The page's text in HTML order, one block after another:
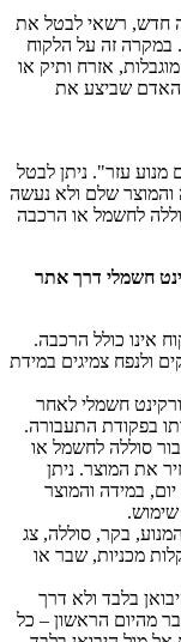
חדש, רשאי לבטל את
זה על הלקוח
אזרח ותיק או
האדם שביצע את
מנוע עזר". ניתן לבטל
בתוך 14 יום, במידה והמוצר שלם ולא נעשה
לחשמל או הרכבה
חשמלי דרך אתר
אינו כולל הרכבה.
ולנפח צמיגים במידת
חשמלי לאחר
בפקודת התעבורה.
סוללה לחשמל או
את המוצר. ניתן
לבטל רכישה של קורקינט חשמלי בתוך 14 יום, במידה והמוצר
בקר, סוללה, צג
מכניות, שבר או
בלבד ולא דרך
מהיום הראשון – כל